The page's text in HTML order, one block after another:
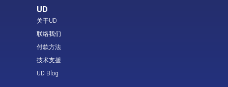
UD
关于UD
联络我们
付款方法
技术支援
UD Blog